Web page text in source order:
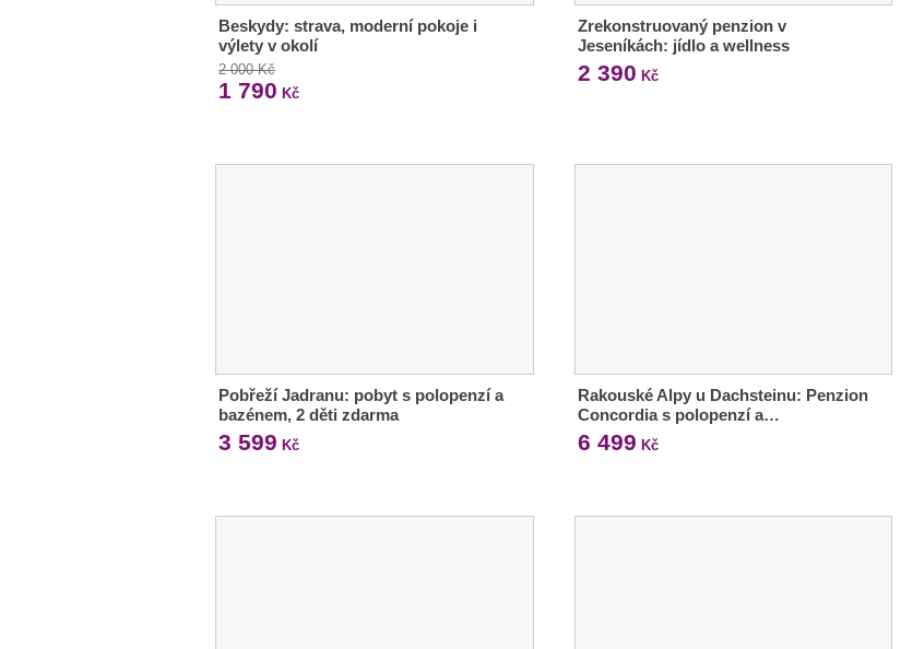
Beskydy: strava, moderní pokoje i
výlety v okolí
2 000 Kč
1 790 Kč
Zrekonstruovaný penzion v
Jeseníkách: jídlo a wellness
2 390 Kč
Pobřeží Jadranu: pobyt s polopenzí a
bazénem, 2 děti zdarma
3 599 Kč
Rakouské Alpy u Dachsteinu: Penzion
Concordia s polopenzí a…
6 499 Kč